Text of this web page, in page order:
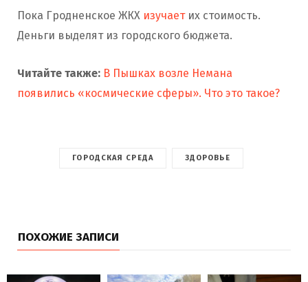
Пока Гродненское ЖКХ изучаетих стоимость.
Деньги выделят из городского бюджета.
Читайте также: В Пышках возле Немана
появились «космические сферы». Что это такое?
ГОРОДСКАЯ СРЕДА ЗДОРОВЬЕ
ПОХОЖИЕ ЗАПИСИ